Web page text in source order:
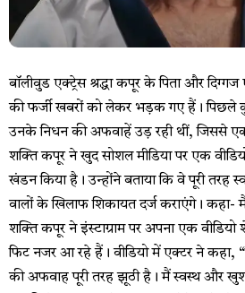
बॉलीवुड एक्ट्रेस श्रद्धा कपूर के पिता और
की फर्जी खबरों को लेकर भड़क गए हैं। पिछले
उनके निधन की अफवाहें उड़ रही थीं, जिससे
शक्ति कपूर ने खुद सोशल मीडिया पर एक
खंडन किया है। उन्होंने बताया कि वे पूरी
वालों के खिलाफ शिकायत दर्ज कराएंगे।
शक्ति कपूर ने इंस्टाग्राम पर अपना एक
फिट नजर आ रहे हैं। वीडियो में एक्टर ने कहा,
की अफवाह पूरी तरह झूठी है। मैं स्वस्थ और खुश